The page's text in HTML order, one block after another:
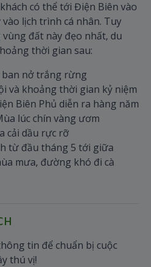
có thể tới Điện Biên vào
lịch trình cá nhân. Tuy
đất này đẹo nhất, du
thời gian sau:
ban nở trắng rừng
và khoảng thời gian kỷ niệm
Biên Phủ diễn ra hàng năm
lúc chín vàng ươm
cải dầu rực rỡ
từ đầu tháng 5 tới giữa
mưa, đường khó đi cà
tin để chuẩn bị cuộc
thú vị!